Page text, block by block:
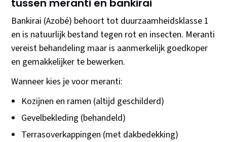
tussen meranti en bankirai
Bankirai (Azobé) behoort tot duurzaamheidsklasse 1
en is natuurlijk bestand tegen rot en insecten. Meranti
vereist behandeling maar is aanmerkelijk goedkoper
en gemakkelijker te bewerken.
Wanneer kies je voor meranti:
Kozijnen en ramen (altijd geschilderd)
Gevelbekleding (behandeld)
Terrasoverkappingen (met dakbedekking)